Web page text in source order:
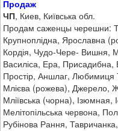
Продаж
ЧП, Киев, Київська обл.
Продам саженцы черешни:
Крупноплідна, Ярославна
Кордія, Чудо-Чере- Вишня,
Василіса, Ера, Присадибна,
Простір, Аншлаг, Любимиця
Млієва (рожева), Джерело,
Мліївська (чорна), Ізюмная,
Мелітопільська червона,
Рубінова Рання,